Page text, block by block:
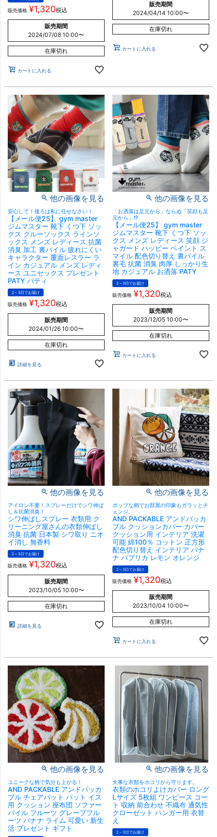
販売価格 ¥1,320税込
販売期間
2024/07/08 10:00〜
在庫切れ
カートに入れる
販売期間
2024/04/14 10:00〜
在庫切れ
カートに入れる
他の画像を見る
安心して！後ろは私に任せなさい！
【メール便25】 gym master
ジムマスター 靴下 くつ下 ソッ
クス クルーソックス ラインソ
ックス メンズ レディース 抗菌
消臭 加工 裏パイル 疲れにくい
キャラクター 覆面レスラー ラ
イン カジュアル メンズ レディ
ース ユニセックス プレゼント
PATY パティ
2～3日でお届け
販売価格 ¥1,320税込
販売期間
2024/01/26 10:00〜
在庫切れ
詳細を見る
他の画像を見る
「お洒落は足元から」ならぬ「笑顔も足
元から」!?
【メール便25】 gym master
ジムマスター 靴下 くつ下 ソッ
クス メンズ レディース 笑顔 ジ
ャガード ハッピー ペイント ス
マイル 配色切り替え 裏パイル
裏毛 抗菌 消臭 肉厚 しっかり生
地 カジュアル お洒落 PATY
2～3日でお届け
販売価格 ¥1,320税込
販売期間
2023/12/05 10:00〜
在庫切れ
カートに入れる
他の画像を見る
アイロン不要！スプレーだけでシワ伸ば
し＆抗菌消臭！
シワ伸ばしスプレー 衣類用 ク
リーニング屋さんの衣類伸ばし
消臭 抗菌 日本製 シワ取り ニオ
イ消し 無香料
2～3日でお届け
販売価格 ¥1,320税込
販売期間
2023/10/05 10:00〜
在庫切れ
詳細を見る
他の画像を見る
ポップな柄でお部屋の印象もガラッとチ
ェンジ。
AND PACKABLE アンドパッカ
ブル クッションカバー カバー
クッション用 インテリア 洗濯
可能 綿100％ コットン 正方形
配色切り替え インテリア バナ
ナ パプリカ レモン オレンジ
2～3日でお届け
販売価格 ¥1,320税込
販売期間
2023/10/04 10:00〜
在庫切れ
カートに入れる
他の画像を見る
ユニークな柄で気分も上がる！
AND PACKABLE アンドパッカ
ブル チェアパット パット イス
用 クッション 座布団 ソファー
パイル フルーツ グレープフル
ーツ バナナ ライム 可愛い 新生
活 プレゼント ギフト
他の画像を見る
大事な衣類をホコリから守ります。
衣類のホコリよけカバー ロング
Lサイズ 5枚組 ワンピース コー
ト 収納 前合わせ 不織布 通気性
クローゼット ハンガー用 衣替
え
2～3日でお届け